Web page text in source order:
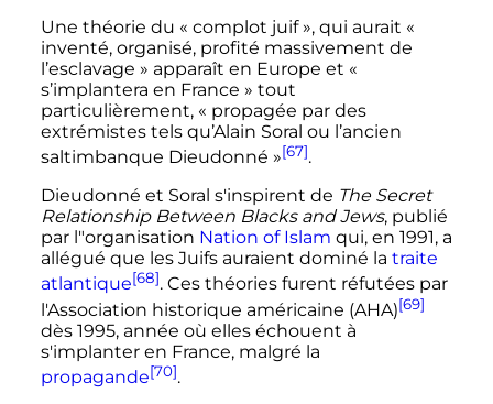
Une théorie du « complot juif », qui aurait «
inventé, organisé, profité massivement de
l’esclavage » apparaît en Europe et «
s’implantera en France » tout
particulièrement, « propagée par des
extrémistes tels qu’Alain Soral ou l’ancien
saltimbanque Dieudonné »[67].
Dieudonné et Soral s'inspirent de The Secret
Relationship Between Blacks and Jews, publié
par l"organisation Nation of Islam qui, en 1991, a
allégué que les Juifs auraient dominé la traite
atlantique[68]. Ces théories furent réfutées par
l'Association historique américaine (AHA)[69]
dès 1995, année où elles échouent à
s'implanter en France, malgré la
propagande[70].